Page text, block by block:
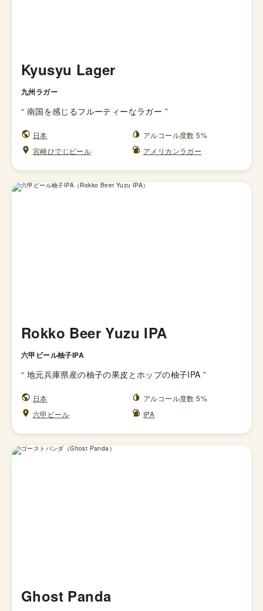
Kyusyu Lager
九州ラガー
“ 南国を感じるフルーティーなラガー ”
日本
アルコール度数 5%
宮崎ひでじビール
アメリカンラガー
Rokko Beer Yuzu IPA
六甲ビール柚子IPA
“ 地元兵庫県産の柚子の果皮とホップの柚子IPA ”
日本
アルコール度数 5%
六甲ビール
IPA
Ghost Panda